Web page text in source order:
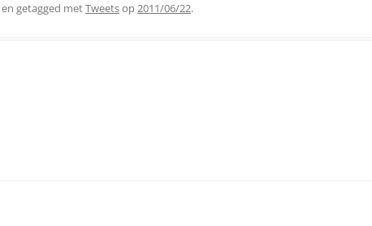
en getagged metTweetsop2011/06/22.